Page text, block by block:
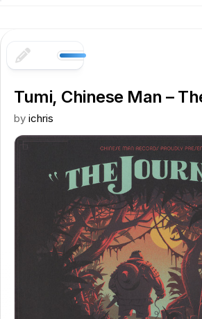
content
Tumi, Chinese Man –
by ichris